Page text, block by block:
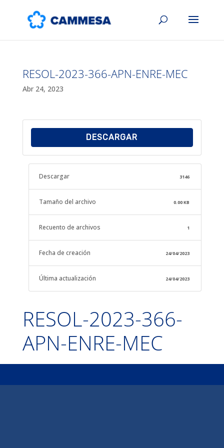
RESOL-2023-366-APN-ENRE-MEC
Abr 24, 2023
DESCARGAR
Descargar 3146
Tamaño del archivo 0.00 KB
Recuento de archivos 1
Fecha de creación 24/04/2023
Última actualización 24/04/2023
RESOL-2023-366-
APN-ENRE-MEC